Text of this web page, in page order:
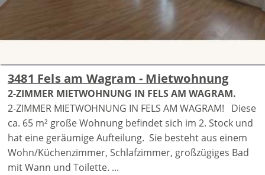
3481 Fels am Wagram - Mietwohnung
2-ZIMMER MIETWOHNUNG IN FELS AM WAGRAM.
2-ZIMMER MIETWOHNUNG IN FELS AM WAGRAM! Diese
ca. 65 m² große Wohnung befindet sich im 2. Stock und
hat eine geräumige Aufteilung. Sie besteht aus einem
Wohn/Küchenzimmer, Schlafzimmer, großzügiges Bad
mit Wann und Toilette. ...